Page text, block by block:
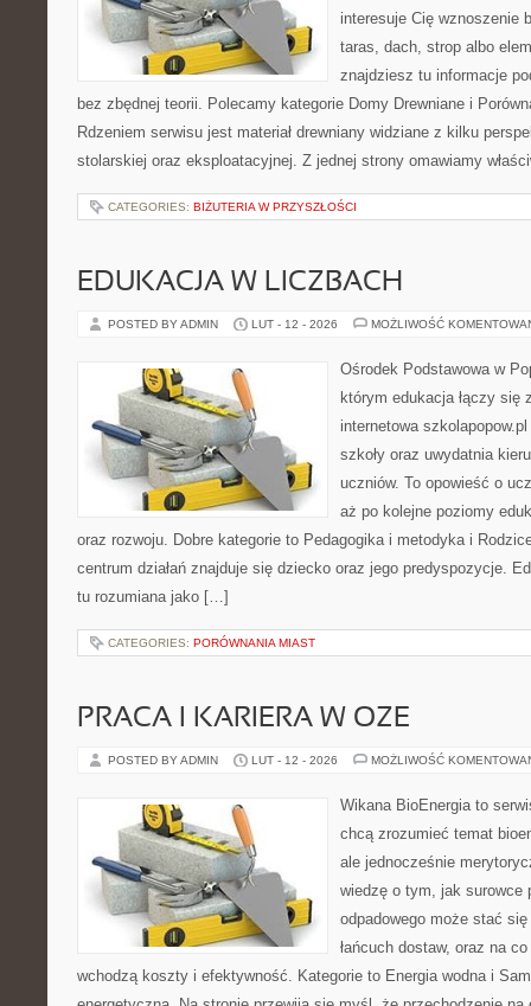
interesuje Cię wznoszenie
taras, dach, strop albo
znajdziesz tu informacje
bez zbędnej teorii. Polecamy kategorie Domy Drewniane i
Rdzeniem serwisu jest materiał drewniany widziane z kilku
stolarskiej oraz eksploatacyjnej. Z jednej strony omawiamy
CATEGORIES: BIŻUTERIA W PRZYSZŁOŚCI
EDUKACJA W LICZBACH
POSTED BY ADMIN LUT - 12 - 2026 MOŻLIWOŚĆ
Ośrodek Podstawowa w
którym edukacja łączy się
internetowa
szkoły oraz uwydatnia
uczniów. To opowieść o
aż po kolejne poziomy
oraz rozwoju. Dobre kategorie to Pedagogika i metodyka i
centrum działań znajduje się dziecko oraz jego predyspozycje.
tu rozumiana jako […]
CATEGORIES: PORÓWNANIA MIAST
PRACA I KARIERA W OZE
POSTED BY ADMIN LUT - 12 - 2026 MOŻLIWOŚĆ
Wikana BioEnergia to
chcą zrozumieć temat
ale jednocześnie
wiedzę o tym, jak surowce
odpadowego może stać
łańcuch dostaw, oraz na
wchodzą koszty i efektywność. Kategorie to Energia wodna i